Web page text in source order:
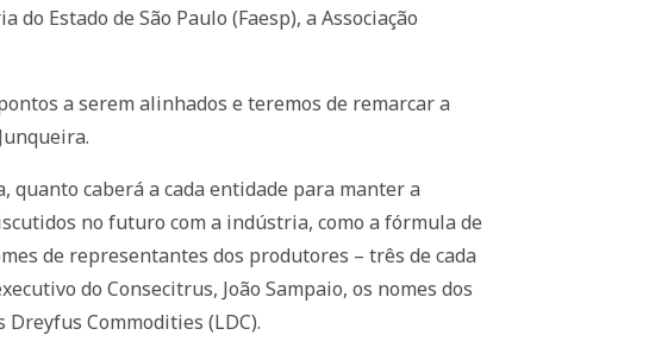
Estado de São Paulo (Faesp), a Associação
a serem alinhados e teremos de remarcar a
quanto caberá a cada entidade para manter a
no futuro com a indústria, como a fórmula de
de representantes dos produtores – três de cada
do Consecitrus, João Sampaio, os nomes dos
Commodities (LDC).